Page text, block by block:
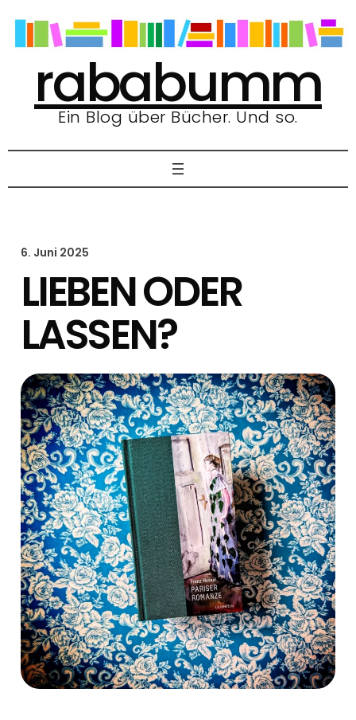
Inhalt
springen
rababumm
Ein Blog über Bücher. Und so.
6. Juni 2025
LIEBEN ODER
LASSEN?